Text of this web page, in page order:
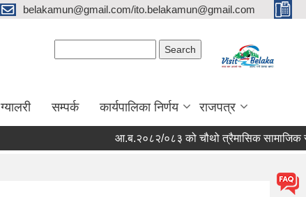
belakamun@gmail.com/ito.belakamun@gmail.com
ग्यालरी सम्पर्क कार्यपालिका निर्णय राजपत्र
आ.ब.२०८२/०८३ को चौथो त्रैमासिक सामाजिक सुरक्षा